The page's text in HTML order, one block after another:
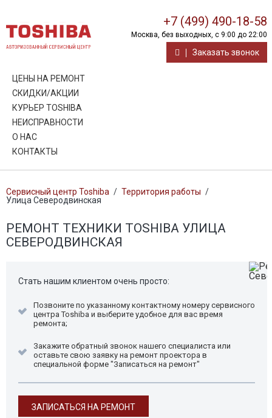
+7 (499) 490-18-58
Москва, без выходных, с 9:00 до 22:00
Заказать звонок
ЦЕНЫ НА РЕМОНТ
СКИДКИ/АКЦИИ
КУРЬЕР TOSHIBA
НЕИСПРАВНОСТИ
О НАС
КОНТАКТЫ
Сервисный центр Toshiba / Территория работы /
Улица Северодвинская
РЕМОНТ ТЕХНИКИ TOSHIBA УЛИЦА
СЕВЕРОДВИНСКАЯ
Стать нашим клиентом очень просто:
Позвоните по указанному контактному номеру сервисного
центра Toshiba и выберите удобное для вас время
ремонта;
Закажите обратный звонок нашего специалиста или
оставьте свою заявку на ремонт проектора в
специальной форме "Записаться на ремонт"
ЗАПИСАТЬСЯ НА РЕМОНТ